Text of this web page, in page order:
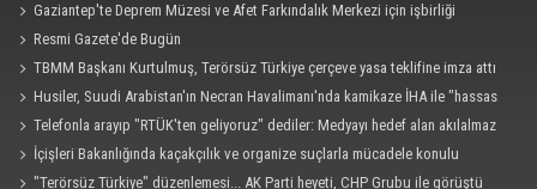
Gaziantep'te Deprem Müzesi ve Afet Farkındalık Merkezi için işbirliği
protokolü imzalandı
Resmi Gazete'de Bugün
TBMM Başkanı Kurtulmuş, Terörsüz Türkiye çerçeve yasa teklifine imza attı
Husiler, Suudi Arabistan'ın Necran Havalimanı'nda kamikaze İHA ile "hassas
bir hedefi" vurduklarını açıkladı
Telefonla arayıp "RTÜK'ten geliyoruz" dediler: Medyayı hedef alan akılalmaz
tuzak ifşa oldu
İçişleri Bakanlığında kaçakçılık ve organize suçlarla mücadele konulu
güvenlik toplantısı yapıldı
"Terörsüz Türkiye" düzenlemesi... AK Parti heyeti, CHP Grubu ile görüştü